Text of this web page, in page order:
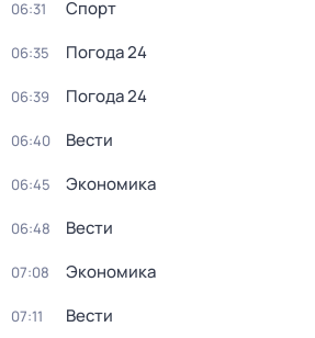
06:31 Спорт
06:35 Погода 24
06:39 Погода 24
06:40 Вести
06:45 Экономика
06:48 Вести
07:08 Экономика
07:11 Вести